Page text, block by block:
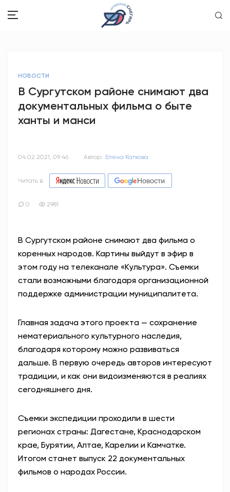
ОБРАЗОВАНИЕ
КУЛЬТУРА
СПОРТ
АНТИТЕРРОР
НОВОСТИ
ОФИЦИАЛЬНО
82,61 95,29
Вход / Регистрация
НОВОСТИ
В Сургутском районе снимают два
документальных фильма о быте
ханты и манси
04.02.2021, 09:46 Автор: Елена Каткова
Читать в
0 2981
В Сургутском районе снимают два фильма о
коренных народов. Картины выйдут в эфир в
этом году на телеканале «Культура». Съемки
стали возможными благодаря организационной
поддержке администрации муниципалитета.
Главная задача этого проекта — сохранение
нематериального культурного наследия,
благодаря которому можно развиваться
дальше. В первую очередь авторов интересуют
традиции, и как они видоизменяются в реалиях
сегодняшнего дня.
Съемки экспедиции проходили в шести
регионах страны: Дагестане, Краснодарском
крае, Бурятии, Алтае, Карелии и Камчатке.
Итогом станет выпуск 22 документальных
фильмов о народах России.